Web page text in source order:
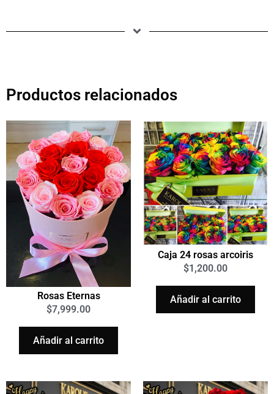
Productos relacionados
Rosas Eternas
$7,999.00
Añadir al carrito
Caja 24 rosas arcoiris
$1,200.00
Añadir al carrito